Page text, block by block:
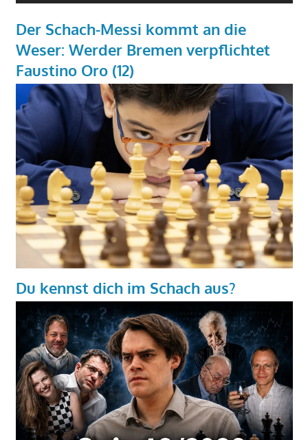
Der Schach-Messi kommt an die
Weser: Werder Bremen verpflichtet
Faustino Oro (12)
Du kennst dich im Schach aus?